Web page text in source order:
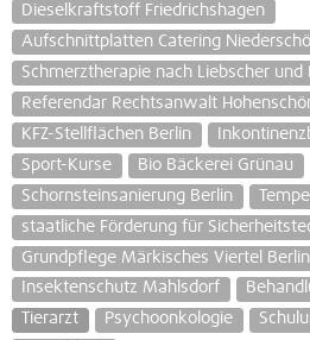
Dieselkraftstoff Friedrichshagen
Aufschnittplatten Catering
Schmerztherapie nach Liebscher und
Referendar Rechtsanwalt
KFZ-Stellflächen Berlin
Sport-Kurse
Bio Bäckerei Grünau
Schornsteinsanierung Berlin
staatliche Förderung für
Grundpflege Märkisches Viertel Berlin
Insektenschutz Mahlsdorf
Tierarzt
Psychoonkologie